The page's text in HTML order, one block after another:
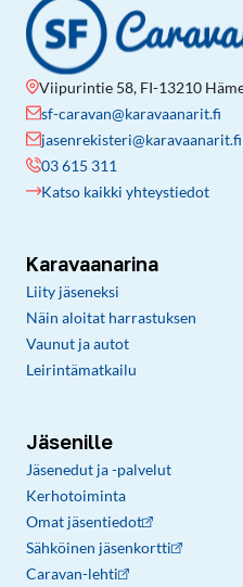
Viipurintie 58, FI-13210
sf-caravan@karavaanarit.fi
jasenrekisteri@karavaanarit.fi
03 615 311
Katso kaikki yhteystiedot
Karavaanarina
Liity jäseneksi
Näin aloitat harrastuksen
Vaunut ja autot
Leirintämatkailu
Jäsenille
Jäsenedut ja -palvelut
Kerhotoiminta
Omat jäsentiedot
Sähköinen jäsenkortti
Caravan-lehti